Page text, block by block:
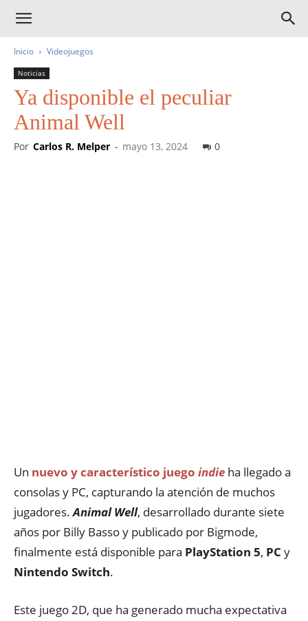
Inicio Videojuegos
Noticias
Ya disponible el peculiar
Animal Well
Por Carlos R. Melper - mayo 13, 2024 0
Un nuevo y característico juego indie ha llegado a
consolas y PC, capturando la atención de muchos
jugadores.Animal Well, desarrollado durante siete
años por Billy Basso y publicado por Bigmode,
finalmente está disponible para PlayStation 5, PC y
Nintendo Switch.
Este juego 2D, que ha generado mucha expectativa